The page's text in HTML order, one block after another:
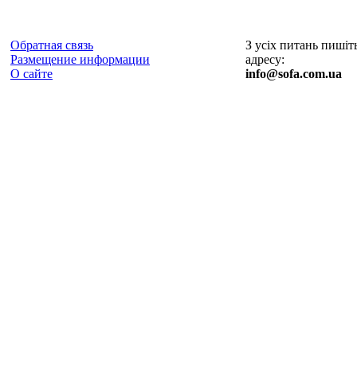
Обратная связь
Размещение информации
О сайте
З усіх питань
адресу:
info@sofa.com.ua